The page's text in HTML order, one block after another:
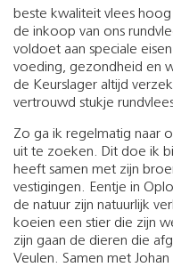
beste kwaliteit vlees
de inkoop van ons
voldoet aan speciale
voeding, gezondheid en
de Keurslager altijd
vertrouwd stukje
Zo ga ik regelmatig naar
uit te zoeken. Dit doe ik
heeft samen met zijn
vestigingen. Eentje in
de natuur zijn natuurlijk
koeien een stier die zijn
zijn gaan de dieren die
Veulen. Samen met